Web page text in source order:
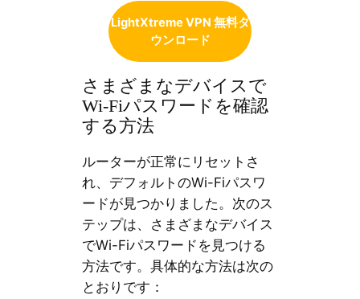
LightXtreme VPN 無料ダ
ウンロード
さまざまなデバイスで
Wi-Fiパスワードを確認
する方法
ルーターが正常にリセットさ
れ、デフォルトのWi-Fiパスワ
ードが見つかりました。次のス
テップは、さまざまなデバイス
でWi-Fiパスワードを見つける
方法です。具体的な方法は次の
とおりです：